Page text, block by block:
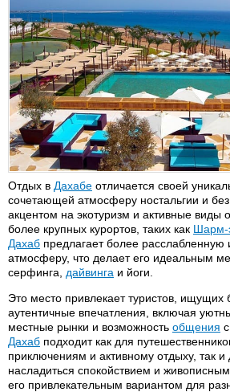
Intercontinental 5*
Intercontinental Garden Reef
Resort 5*
La Perla 3*
Laguna Vista 5*
Le Meridian Sharm 5* - бывш.
(сейчас Savoy 5*)
LTI Royal Grand Azur 5*
(бывш. Tropicana Grand Azur)
Magic Life 5*
Mangroovy Village 3*
Mariott Mountain 5*
бывш.
4*+
Azur 5*)
Uni
Valtur
Valtur
Resort
Отдых в Дахабе отличается своей
сочетающей атмосферу ностальгии и
акцентом на экотуризм и активные виды
более крупных курортов, таких как Шарм-
Дахаб предлагает более
атмосферу, что делает его идеальным
серфинга, дайвинга и йоги.
Это место привлекает туристов,
аутентичные впечатления, включая
местные рынки и возможность общения
Дахаб подходит как для
приключениям и активному отдыху, так и
насладиться спокойствием и
его привлекательным вариантом для